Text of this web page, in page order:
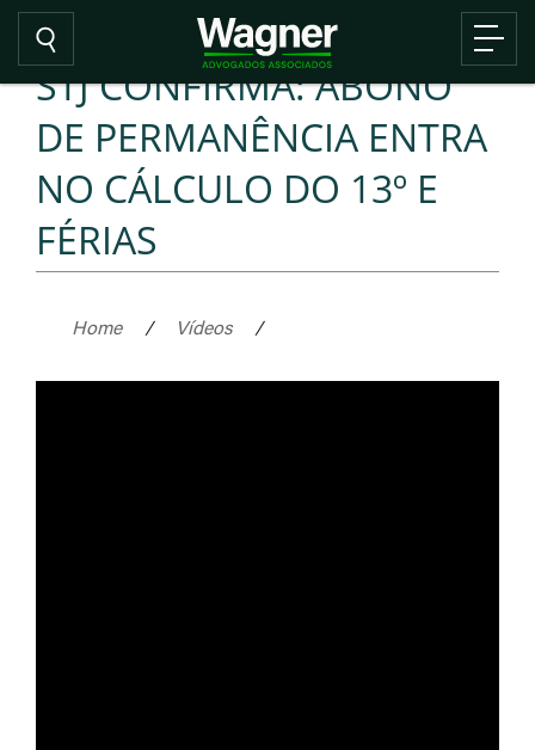
STJ CONFIRMA: ABONO
DE PERMANÊNCIA ENTRA
NO CÁLCULO DO 13º E
FÉRIAS
Home / Vídeos /